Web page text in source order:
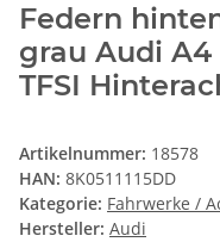
Federn hinten
grau Audi A4
TFSI
Artikelnummer: 18578
HAN: 8K0511115DD
Kategorie: Fahrwerke /
Hersteller: Audi